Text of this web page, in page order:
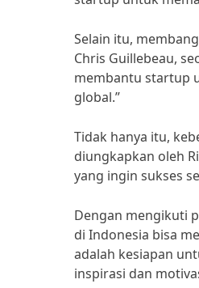
Selain itu,
Chris Guillebeau,
membantu startup
global.”
Tidak hanya itu,
diungkapkan oleh
yang ingin sukses
Dengan mengikuti
di Indonesia bisa
adalah kesiapan
inspirasi dan